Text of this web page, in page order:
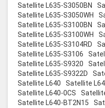
Satellite L635-S3050BN
Satellite L635-S3050WH
Satellite L635-S3100BN
Satellite L635-S3100WH
Satellite L635-S3104RD
Satellite L635-S3106
Satellite L635-S9320
Satellite L635-S9322D
Satellite L640
Satellite
Satellite L640-0CS
Satellite L640-BT2N15